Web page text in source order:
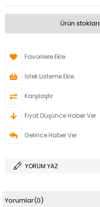
Ürün
Favorilere Ekle
İstek Listeme Ekle
Karşılaştır
Fiyat Düşünce Haber Ver
Gelince Haber Ver
YORUM YAZ
Yorumlar(0)